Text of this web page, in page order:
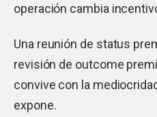
operación cambia
Una reunión de status
revisión de outcome
convive con la
expone.